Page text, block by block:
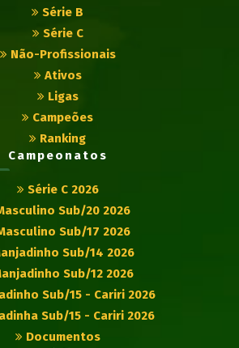
Série B
Série C
Não-Profissionais
Ativos
Ligas
Campeões
Ranking
Campeonatos
Série C 2026
Sub/20 2026
Sub/17 2026
Sub/14 2026
Sub/12 2026
Sub/15 - Cariri 2026
Sub/15 - Cariri 2026
Documentos